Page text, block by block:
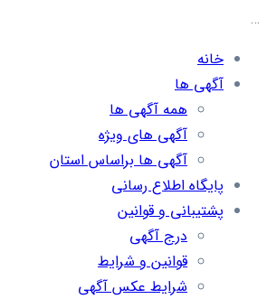
…
خانه
آگهی ها
همه آگهی ها
آگهی های ویژه
آگهی ها براساس استان
پایگاه اطلاع رسانی
پشتیبانی و قوانین
درج آگهی
قوانین و شرایط
شرایط عکس آگهی